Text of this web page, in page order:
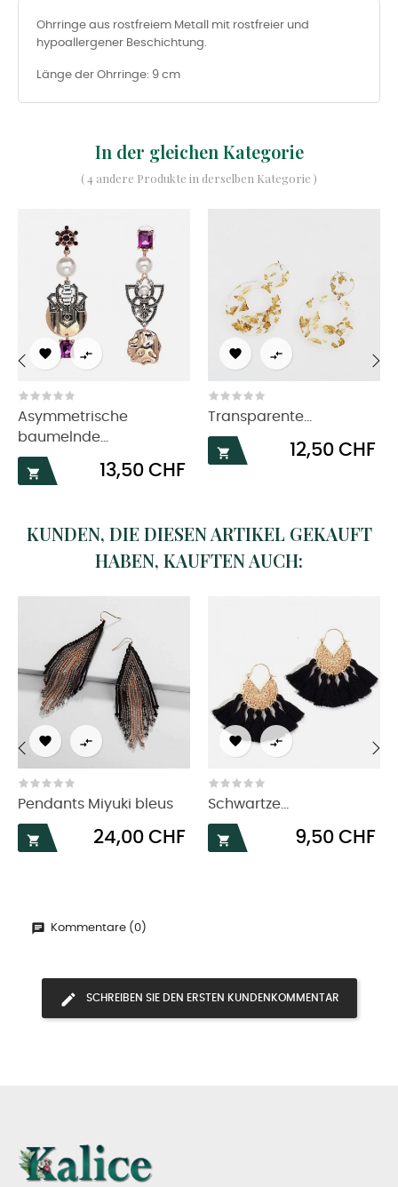
Ohrringe aus rostfreiem Metall mit rostfreier und
hypoallergener Beschichtung.
Länge der Ohrringe: 9 cm
In der gleichen Kategorie
( 4 andere Produkte in derselben Kategorie )
 
Asymmetrische
baumelnde...

Preis
13,50 CHF
 
Transparente...

Preis
12,50 CHF
‹
KUNDEN, DIE DIESEN ARTIKEL GEKAUFT
HABEN, KAUFTEN AUCH:
 
Pendants Miyuki bleus

Preis
24,00 CHF
 
Schwartze...

Preis
9,50 CHF
‹
Kommentare (0)
SCHREIBEN SIE DEN ERSTEN KUNDENKOMMENTAR